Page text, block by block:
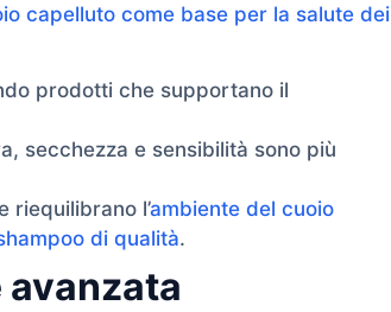
capelluto come base per la salute dei
prodotti che supportano il
secchezza e sensibilità sono più
riequilibrano l’ambiente del cuoio
di qualità.